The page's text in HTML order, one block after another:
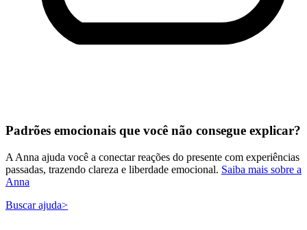
Padrões emocionais que você não consegue explicar?
A Anna ajuda você a conectar reações do presente com experiências
passadas, trazendo clareza e liberdade emocional. Saiba mais sobre a
Anna
Buscar ajuda>